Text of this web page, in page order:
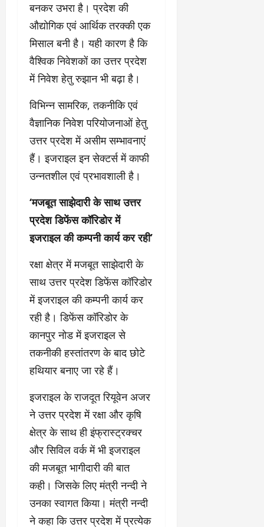
बनकर उभरा है। प्रदेश की
औद्योगिक एवं आर्थिक तरक्की एक
मिसाल बनी है। यही कारण है कि
वैश्विक निवेशकों का उत्तर प्रदेश
में निवेश हेतु रुझान भी बढ़ा है।
विभिन्न सामरिक, तकनीकि एवं
वैज्ञानिक निवेश परियोजनाओं हेतु
उत्तर प्रदेश में असीम सम्भावनाएं
हैं। इजराइल इन सेक्टर्स में काफी
उन्नतशील एवं प्रभावशाली है।
‘मजबूत साझेदारी के साथ उत्तर
प्रदेश डिफेंस कॉरिडोर में
इजराइल की कम्पनी कार्य कर रही’
रक्षा क्षेत्र में मजबूत साझेदारी के
साथ उत्तर प्रदेश डिफेंस कॉरिडोर
में इजराइल की कम्पनी कार्य कर
रही है। डिफेंस कॉरिडोर के
कानपुर नोड में इजराइल से
तकनीकी हस्तांतरण के बाद छोटे
हथियार बनाए जा रहे हैं।
इजराइल के राजदूत रियूवेन अजर
ने उत्तर प्रदेश में रक्षा और कृषि
क्षेत्र के साथ ही इंफ्रास्ट्रक्चर
और सिविल वर्क में भी इजराइल
की मजबूत भागीदारी की बात
कही। जिसके लिए मंत्री नन्दी ने
उनका स्वागत किया। मंत्री नन्दी
ने कहा कि उत्तर प्रदेश में प्रत्येक